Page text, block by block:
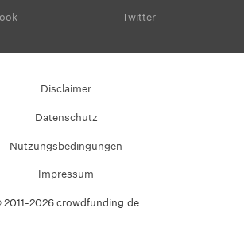
Twitter
Disclaimer
Datenschutz
Nutzungsbedingungen
Impressum
2026 crowdfunding.de